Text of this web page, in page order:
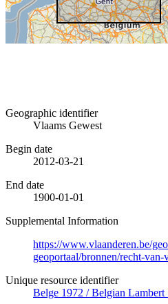
Geographic identifier
Vlaams Gewest
Begin date
2012-03-21
End date
1900-01-01
Supplemental Information
https://www.vlaanderen.be/
geoportaal/bronnen/recht-
Unique resource identifier
Belge 1972 / Belgian Lambert